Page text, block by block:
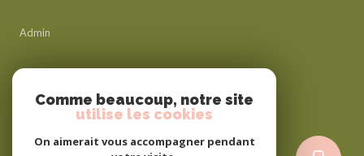
Admin
Politique RGPD
Comme beaucoup, notre site
utilise les cookies
On aimerait vous accompagner pendant